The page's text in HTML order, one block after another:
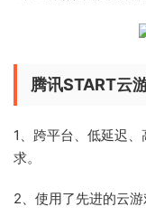
腾讯START云
1、跨平台、低延迟
求。
2、使用了先进的云